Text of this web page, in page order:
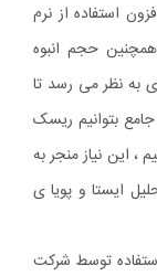
استفاده از نرم
حجم انبوه
به نظر می رسد تا
بتوانیم ریسک
، این نیاز منجر به
ایستا و پویا ی
توسط شرکت